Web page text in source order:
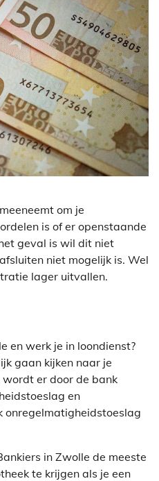
om je
is of er openstaande
geval is wil dit niet
niet mogelijk is. Wel
lager uitvallen.
en werk je in loondienst?
gaan kijken naar je
wordt er door de bank
en
onregelmatigheidstoeslag
in Zwolle de meeste
te krijgen als je een